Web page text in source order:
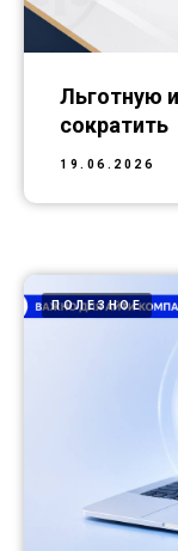
Льготную
сократить
19.06.2026
ПОЛЕЗНОЕ